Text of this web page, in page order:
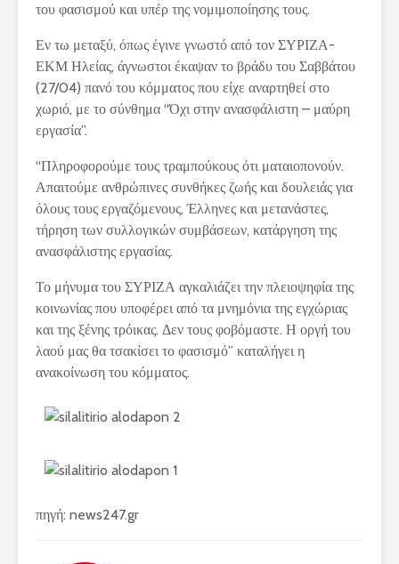
του φασισμού και υπέρ της νομιμοποίησης τους.
Εν τω μεταξύ, όπως έγινε γνωστό από τον ΣΥΡΙΖΑ-
ΕΚΜ Ηλείας, άγνωστοι έκαψαν το βράδυ του Σαββάτου
(27/04) πανό του κόμματος που είχε αναρτηθεί στο
χωριό, με το σύνθημα “Όχι στην ανασφάλιστη – μαύρη
εργασία”.
“Πληροφορούμε τους τραμπούκους ότι ματαιοπονούν.
Απαιτούμε ανθρώπινες συνθήκες ζωής και δουλειάς για
όλους τους εργαζόμενους, Έλληνες και μετανάστες,
τήρηση των συλλογικών συμβάσεων, κατάργηση της
ανασφάλιστης εργασίας.
Το μήνυμα του ΣΥΡΙΖΑ αγκαλιάζει την πλειοψηφία της
κοινωνίας που υποφέρει από τα μνημόνια της εγχώριας
και της ξένης τρόικας. Δεν τους φοβόμαστε. Η οργή του
λαού μας θα τσακίσει το φασισμό” καταλήγει η
ανακοίνωση του κόμματος.
πηγή: news247.gr